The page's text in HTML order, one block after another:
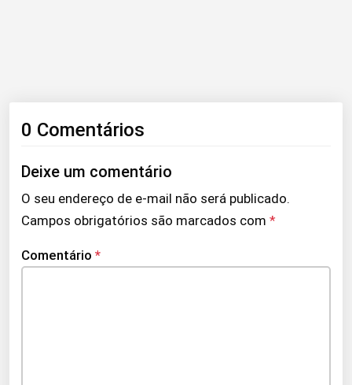
0 Comentários
Deixe um comentário
O seu endereço de e-mail não será publicado.
Campos obrigatórios são marcados com *
Comentário *